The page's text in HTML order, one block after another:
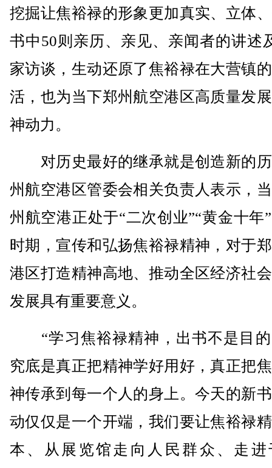
挖掘让焦裕禄的形象更加真实、立体
书中50则亲历、亲见、亲闻者的讲述
家访谈，生动还原了焦裕禄在大营镇
活，也为当下郑州航空港区高质量发
神动力。
对历史最好的继承就是创造新的
州航空港区管委会相关负责人表示，
州航空港正处于“二次创业”“黄金十年
时期，宣传和弘扬焦裕禄精神，对于
港区打造精神高地、推动全区经济社
发展具有重要意义。
“学习焦裕禄精神，出书不是目的
究底是真正把精神学好用好，真正把
神传承到每一个人的身上。今天的新
动仅仅是一个开端，我们要让焦裕禄
本、从展览馆走向人民群众、走进